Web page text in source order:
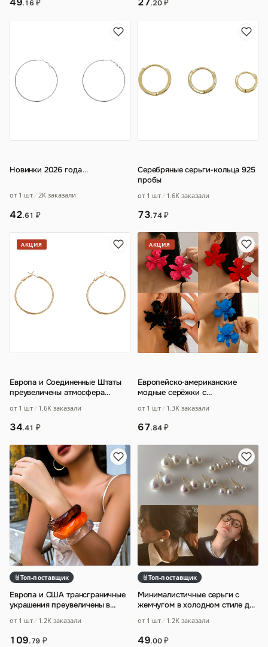
.16 .20
Новинки 2026 года…
от 1 шт 2K заказали
42.61 ₽
Серебряные серьги-кольца 925
пробы
от 1 шт 1.6K заказали
73.74₽
АКЦИЯ
Европа и Соединенные Штаты
преувеличены атмосфера
в холодном с…
от 1 шт 1.6K заказали
34.41 ₽
АКЦИЯ
Европейско‑американские
модные серёжки с
цветочным дизайном
от 1 шт 1.3K заказали
67.84₽
Топ-поставщик
Европа и США трансграничные
украшения преувеличены в
полупрозрачный брас
от 1 шт 1.2K заказали
109.79 ₽
Топ-поставщик
Минималистичные серьги с
жемчугом в холодном стиле для
от 1 шт 1.2K заказали
49.00₽